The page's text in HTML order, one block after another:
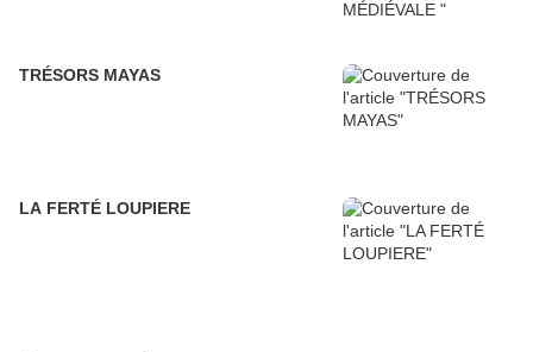
TRÉSORS MAYAS
LA FERTÉ LOUPIERE